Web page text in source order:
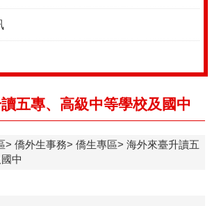
五專、高級中等學校及國中
僑外生事務 僑生專區
海外來臺升讀五
中